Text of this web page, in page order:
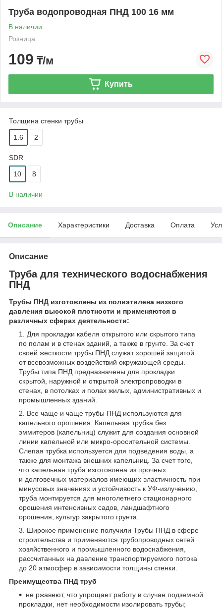
Труба водопроводная ПНД 100 16 мм
В наличии
Розница
109 ₸/м
Купить
Толщина стенки трубы
1.6 2
SDR
10 8
В наличии
Описание Характеристики Доставка Оплата
Описание
Труба для технического водоснабжения
ПНД
Трубы ПНД изготовлены из полиэтилена низкого
давления высокой плотности и применяются в
различных сферах деятельности:
Для прокладки кабеля открытого или скрытого типа
по полам и в стенах зданий, а также в грунте. За счет
своей жесткости трубы ПНД служат хорошей защитой
от всевозможных воздействий окружающей среды.
Трубы типа ПНД предназначены для прокладки
скрытой, наружной и открытой электропроводки в
стенах, в потолках и полах жилых, административных и
промышленных зданий.
Все чаще и чаще трубы ПНД используются для
капельного орошения. Капельная трубка без
эммитеров (капельниц) служит для создания основной
линии капельной или микро-оросительной системы.
Слепая трубка используется для подведения воды, а
также для монтажа внешних капельниц. За счет того,
что капельная труба изготовлена из прочных
и долговечных материалов имеющих эластичность при
минусовых значениях и устойчивость к УФ-излучению,
труба монтируется для многолетнего стационарного
орошения интенсивных садов, ландшафтного
орошения, культур закрытого грунта.
Широкое применение получили Трубы ПНД в сфере
строительства и применяются трубопроводных сетей
хозяйственного и промышленного водоснабжения,
рассчитанных на давление транспортируемого потока
до 20 атмосфер в зависимости толщины стенки.
Преимущества ПНД труб
не ржавеют, что упрощает работу в случае подземной
прокладки, нет необходимости изолировать трубы;